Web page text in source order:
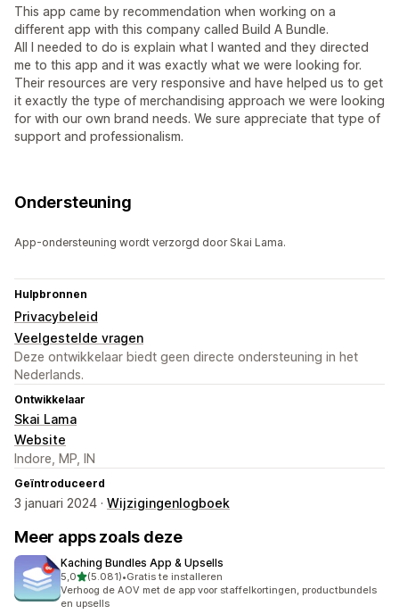
This app came by recommendation when working on a
different app with this company called Build A Bundle.
All I needed to do is explain what I wanted and they directed
me to this app and it was exactly what we were looking for.
Their resources are very responsive and have helped us to get
it exactly the type of merchandising approach we were looking
for with our own brand needs. We sure appreciate that type of
support and professionalism.
Ondersteuning
App-ondersteuning wordt verzorgd door Skai Lama.
Hulpbronnen
Privacybeleid
Veelgestelde vragen
Deze ontwikkelaar biedt geen directe ondersteuning in het
Nederlands.
Ontwikkelaar
Skai Lama
Website
Indore, MP, IN
Geïntroduceerd
3 januari 2024 · Wijzigingenlogboek
Meer apps zoals deze
Kaching Bundles App & Upsells
5,0van 5 sterren
(5.081)
5081 recensies in totaal
•Gratis te installeren
Verhoog de AOV met de app voor staffelkortingen, productbundels
en upsells